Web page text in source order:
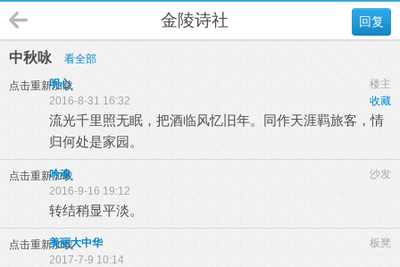
回复
金陵诗社
中秋咏 看全部
点击重新加载 楼主
明心
收藏
2016-8-31 16:32
流光千里照无眠，把酒临风忆旧年。同作天涯羁旅客，情
归何处是家园。
点击重新加载 沙发
吟魂
2016-9-16 19:12
转结稍显平淡。
点击重新加载 板凳
美丽大中华
2017-7-9 10:14